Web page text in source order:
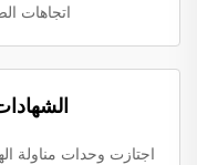
اتجاهات